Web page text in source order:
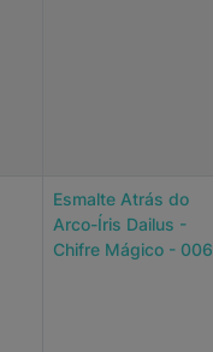
Esmalte Atrás do
Arco-Íris Dailus -
Chifre Mágico - 006